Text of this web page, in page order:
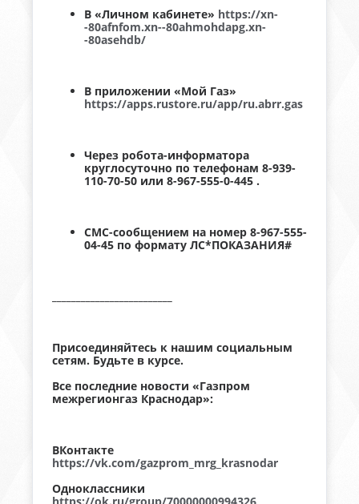
В «Личном кабинете» https://xn-
-80afnfom.xn--80ahmohdapg.xn-
-80asehdb/
В приложении «Мой Газ»
https://apps.rustore.ru/app/ru.abrr.gas
Через робота-информатора
круглосуточно по телефонам 8-939-
110-70-50 или 8-967-555-0-445 .
СМС-сообщением на номер 8-967-555-
04-45 по формату ЛС*ПОКАЗАНИЯ#
Присоединяйтесь к нашим социальным
сетям. Будьте в курсе.
Все последние новости «Газпром
межрегионгаз Краснодар»:
ВКонтакте
https://vk.com/gazprom_mrg_krasnodar
Одноклассники